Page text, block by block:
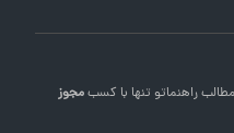
راهنماتو تنها با کسبمجوز